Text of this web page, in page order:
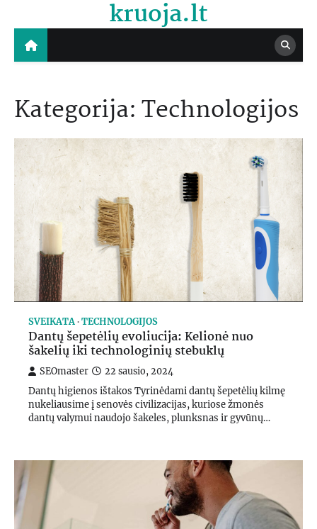
content
kruoja.lt
Kategorija:Technologijos
SVEIKATA TECHNOLOGIJOS
Dantų šepetėlių evoliucija: Kelionė nuo
šakelių iki technologinių stebuklų
SEOmaster 22 sausio, 2024
Dantų higienos ištakos Tyrinėdami dantų šepetėlių kilmę
nukeliausime į senovės civilizacijas, kuriose žmonės
dantų valymui naudojo šakeles, plunksnas ir gyvūnų…